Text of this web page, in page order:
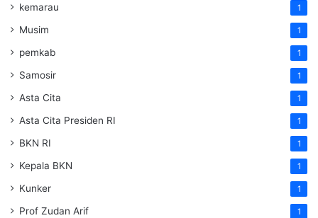
kemarau 1
Musim 1
pemkab 1
Samosir 1
Asta Cita 1
Asta Cita Presiden RI 1
BKN RI 1
Kepala BKN 1
Kunker 1
Prof Zudan Arif 1